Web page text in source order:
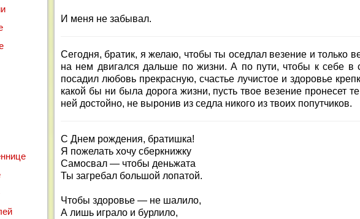
И меня не забывал.
Сегодня, братик, я желаю, чтобы ты оседлал везение и только
на нем двигался дальше по жизни. А по пути, чтобы к себе в
посадил любовь прекрасную, счастье лучистое и здоровье
какой бы ни была дорога жизни, пусть твое везение пронесет
ней достойно, не выронив из седла никого из твоих попутчиков.
С Днем рождения, братишка!
Я пожелать хочу сберкнижку
Самосвал — чтобы деньжата
Ты загребал большой лопатой.
Чтобы здоровье — не шалило,
А лишь играло и бурлило,